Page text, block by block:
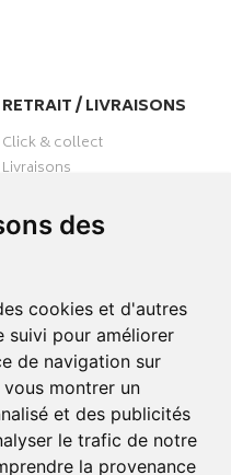
des
cookies et d'autres
suivi pour améliorer
de navigation sur
montrer un
et des publicités
le trafic de notre
la provenance
RETRAIT / LIVRAISONS
Click & collect
Livraisons
PAIEMENT SÉCURISÉ